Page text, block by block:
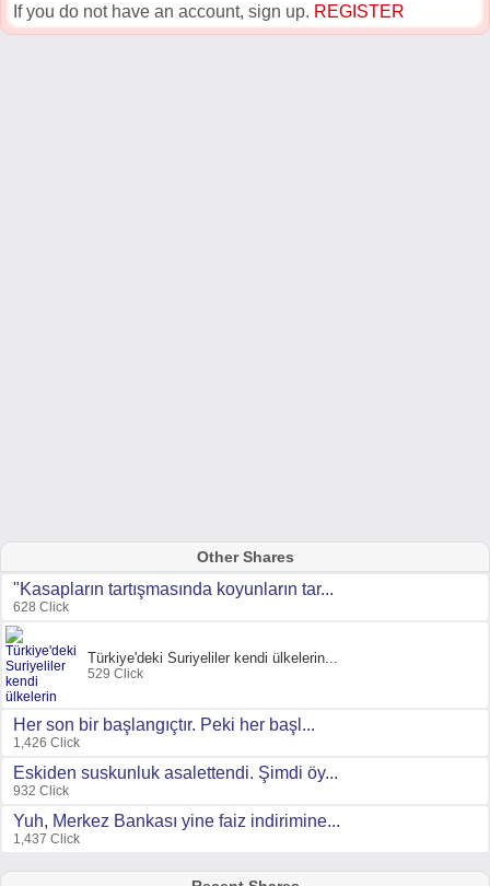
If you do not have an account, sign up. REGISTER
Other Shares
"Kasapların tartışmasında koyunların tar...
628 Click
Türkiye'deki Suriyeliler kendi ülkelerin...
529 Click
Her son bir başlangıçtır. Peki her başl...
1,426 Click
Eskiden suskunluk asalettendi. Şimdi öy...
932 Click
Yuh, Merkez Bankası yine faiz indirimine...
1,437 Click